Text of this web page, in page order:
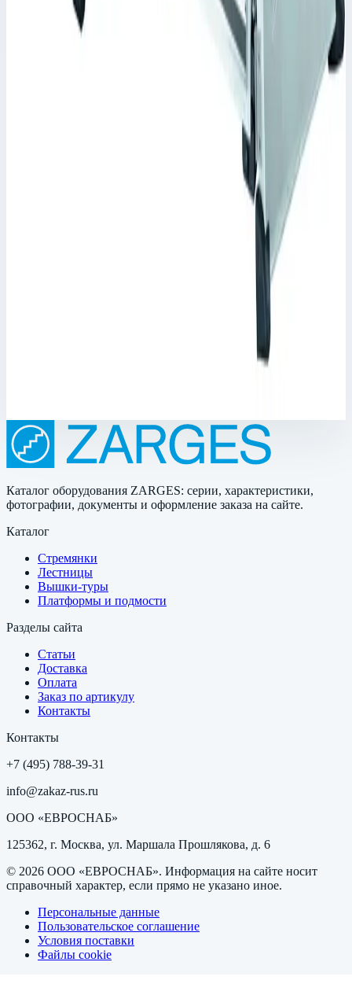
Корпус Mitraset Racklite 19" Zarges 8 HE/U
Корпус Mitraset Racklite 19" - 45908 Переносные корпусы для
Корпус Mitraset Racklite 19" Zarges 3 HE/U
Корпус Mitraset Racklite 19" - 45903 Переносные корпусы для
Каталог оборудования ZARGES: серии, характеристики,
фотографии, документы и оформление заказа на сайте.
Каталог
Стремянки
Лестницы
Вышки-туры
Платформы и подмости
Разделы сайта
Статьи
Доставка
Оплата
Заказ по артикулу
Контакты
Контакты
+7 (495) 788-39-31
info@zakaz-rus.ru
ООО «ЕВРОСНАБ»
125362, г. Москва, ул. Маршала Прошлякова, д. 6
© 2026 ООО «ЕВРОСНАБ». Информация на сайте носит
справочный характер, если прямо не указано иное.
Персональные данные
Пользовательское соглашение
Условия поставки
Файлы cookie